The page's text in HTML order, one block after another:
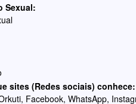
Sexual:
sites (Redes sociais) conhece:
Facebook, WhatsApp,